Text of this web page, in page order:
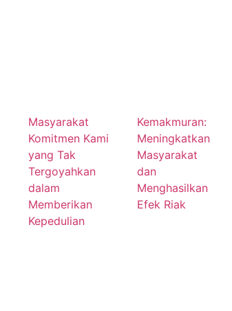
Masyarakat
Komitmen Kami
yang Tak
Tergoyahkan
dalam
Memberikan
Kepedulian
Kemakmuran:
Meningkatkan
Masyarakat
dan
Menghasilkan
Efek Riak